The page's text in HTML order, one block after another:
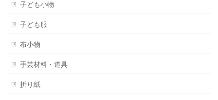
子ども小物
子ども服
布小物
手芸材料・道具
折り紙